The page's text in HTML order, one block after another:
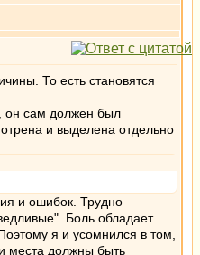
То есть становятся
он сам должен был
и выделена отдельно
и ошибок. Трудно
Боль обладает
я и усомнился в том,
места должны быть